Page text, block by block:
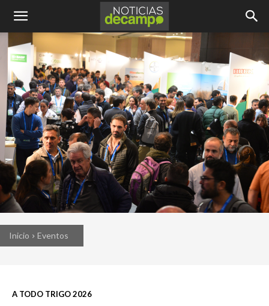
Inicio Eventos
A TODO TRIGO 2026